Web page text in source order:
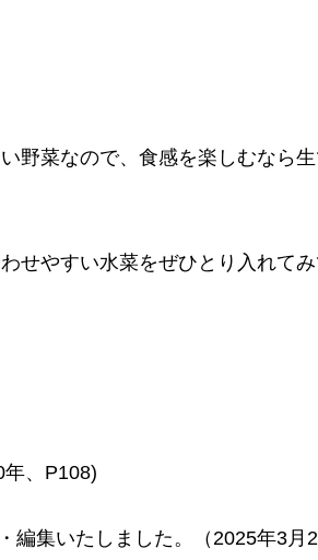
野菜なので、食感を楽しむなら
せやすい水菜をぜひとり入れてみ
、P108)
集いたしました。（2025年3月